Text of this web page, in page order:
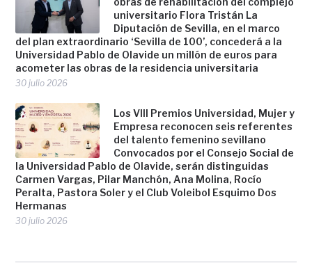
universitario Flora Tristán La
Diputación de Sevilla, en el marco
del plan extraordinario ‘Sevilla de 100’, concederá a la
Universidad Pablo de Olavide un millón de euros para
acometer las obras de la residencia universitaria
30 julio 2026
Los VIII Premios Universidad, Mujer y
Empresa reconocen seis referentes
del talento femenino sevillano
Convocados por el Consejo Social de
la Universidad Pablo de Olavide, serán distinguidas
Carmen Vargas, Pilar Manchón, Ana Molina, Rocío
Peralta, Pastora Soler y el Club Voleibol Esquimo Dos
Hermanas
30 julio 2026